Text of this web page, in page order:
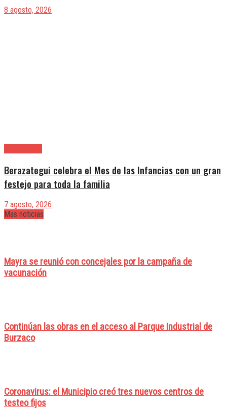
8 agosto, 2026
Berazategui celebra el Mes de las Infancias con un gran
festejo para toda la familia
7 agosto, 2026
Mas noticias
Mayra se reunió con concejales por la campaña de
vacunación
Continúan las obras en el acceso al Parque Industrial de
Burzaco
Coronavirus: el Municipio creó tres nuevos centros de
testeo fijos